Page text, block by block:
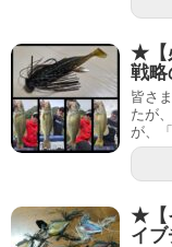
★【
戦
皆さ
たが
が、
★【
イ